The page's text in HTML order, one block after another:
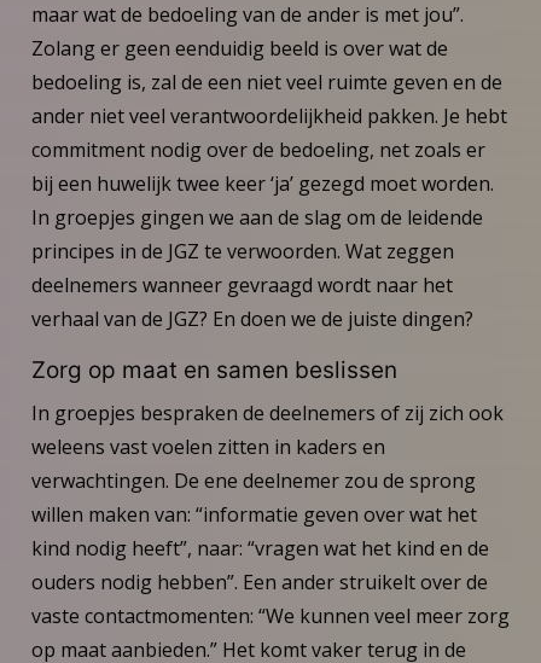
maar wat de bedoeling van de ander is met jou”.
Zolang er geen eenduidig beeld is over wat de
bedoeling is, zal de een niet veel ruimte geven en de
ander niet veel verantwoordelijkheid pakken. Je hebt
commitment nodig over de bedoeling, net zoals er
bij een huwelijk twee keer ‘ja’ gezegd moet worden.
In groepjes gingen we aan de slag om de leidende
principes in de JGZ te verwoorden. Wat zeggen
deelnemers wanneer gevraagd wordt naar het
verhaal van de JGZ? En doen we de juiste dingen?
Zorg op maat en samen beslissen
In groepjes bespraken de deelnemers of zij zich ook
weleens vast voelen zitten in kaders en
verwachtingen. De ene deelnemer zou de sprong
willen maken van: “informatie geven over wat het
kind nodig heeft”, naar: “vragen wat het kind en de
ouders nodig hebben”. Een ander struikelt over de
vaste contactmomenten: “We kunnen veel meer zorg
op maat aanbieden.” Het komt vaker terug in de